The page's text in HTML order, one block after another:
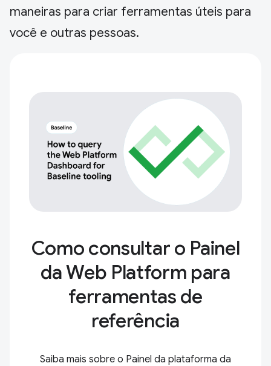
maneiras para criar ferramentas úteis para
você e outras pessoas.
Como consultar o Painel
da Web Platform para
ferramentas de
referência
Saiba mais sobre o Painel da plataforma da